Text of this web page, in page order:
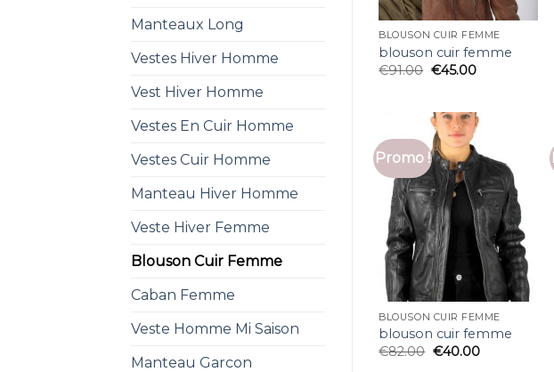
Manteaux Long
Vestes Hiver Homme
Vest Hiver Homme
Vestes En Cuir Homme
Vestes Cuir Homme
Manteau Hiver Homme
Veste Hiver Femme
Blouson Cuir Femme
Caban Femme
Veste Homme Mi Saison
Manteau Garcon
BLOUSON CUIR FEMME
blouson cuir femme
€91.00 €45.00
Promo !
BLOUSON CUIR FEMME
blouson cuir femme
€82.00 €40.00